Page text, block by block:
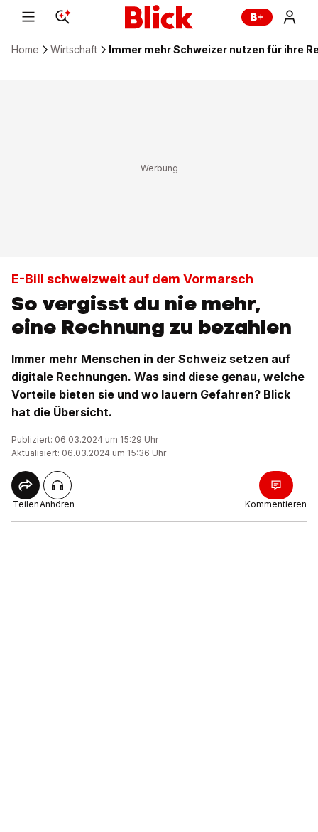
Home Wirtschaft Immer mehr Schweizer nutzen für ihre
E-Bill schweizweit auf dem Vormarsch
So vergisst du nie mehr,
eine Rechnung zu bezahlen
Immer mehr Menschen in der Schweiz setzen auf
digitale Rechnungen. Was sind diese genau, welche
Vorteile bieten sie und wo lauern Gefahren? Blick
hat die Übersicht.
Publiziert: 06.03.2024 um 15:29 Uhr
Aktualisiert: 06.03.2024 um 15:36 Uhr
TeilenAnhören Kommentieren